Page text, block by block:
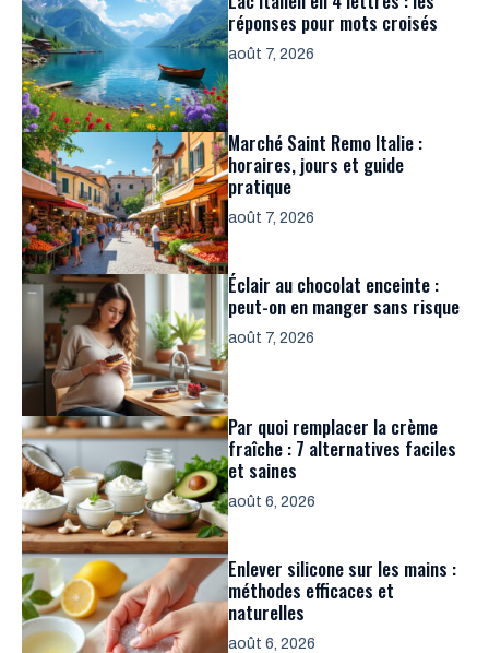
réponses pour mots croisés
août 7, 2026
Marché Saint Remo Italie :
horaires, jours et guide
pratique
août 7, 2026
Éclair au chocolat enceinte :
peut-on en manger sans risque
août 7, 2026
Par quoi remplacer la crème
fraîche : 7 alternatives faciles
et saines
août 6, 2026
Enlever silicone sur les mains :
méthodes efficaces et
naturelles
août 6, 2026